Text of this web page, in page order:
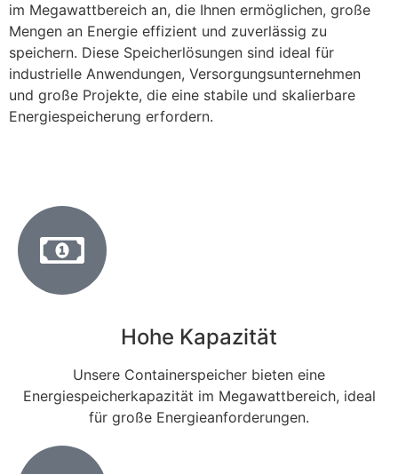
im Megawattbereich an, die Ihnen ermöglichen, große
Mengen an Energie effizient und zuverlässig zu
speichern. Diese Speicherlösungen sind ideal für
industrielle Anwendungen, Versorgungsunternehmen
und große Projekte, die eine stabile und skalierbare
Energiespeicherung erfordern.
Hohe Kapazität
Unsere Containerspeicher bieten eine
Energiespeicherkapazität im Megawattbereich, ideal
für große Energieanforderungen.